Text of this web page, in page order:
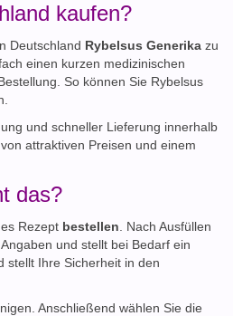
kaufen?
Deutschland Rybelsus Generika zu
einen kurzen medizinischen
So können Sie Rybelsus
und schneller Lieferung innerhalb
attraktiven Preisen und einem
das?
Rezept bestellen . Nach Ausfüllen
und stellt bei Bedarf ein
stellt Ihre Sicherheit in den
Anschließend wählen Sie die